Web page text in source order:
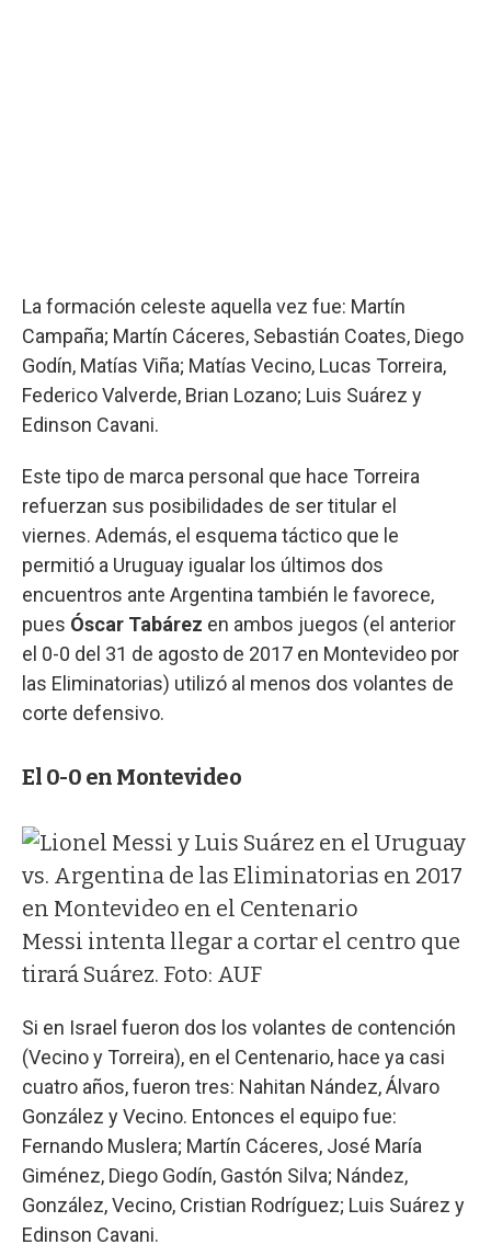
La formación celeste aquella vez fue: Martín
Campaña; Martín Cáceres, Sebastián Coates, Diego
Godín, Matías Viña; Matías Vecino, Lucas Torreira,
Federico Valverde, Brian Lozano; Luis Suárez y
Edinson Cavani.
Este tipo de marca personal que hace Torreira
refuerzan sus posibilidades de ser titular el
viernes. Además, el esquema táctico que le
permitió a Uruguay igualar los últimos dos
encuentros ante Argentina también le favorece,
pues Óscar Tabárez en ambos juegos (el anterior
el 0-0 del 31 de agosto de 2017 en Montevideo por
las Eliminatorias) utilizó al menos dos volantes de
corte defensivo.
El 0-0 en Montevideo
Messi intenta llegar a cortar el centro que
tirará Suárez. Foto: AUF
Si en Israel fueron dos los volantes de contención
(Vecino y Torreira), en el Centenario, hace ya casi
cuatro años, fueron tres: Nahitan Nández, Álvaro
González y Vecino. Entonces el equipo fue:
Fernando Muslera; Martín Cáceres, José María
Giménez, Diego Godín, Gastón Silva; Nández,
González, Vecino, Cristian Rodríguez; Luis Suárez y
Edinson Cavani.